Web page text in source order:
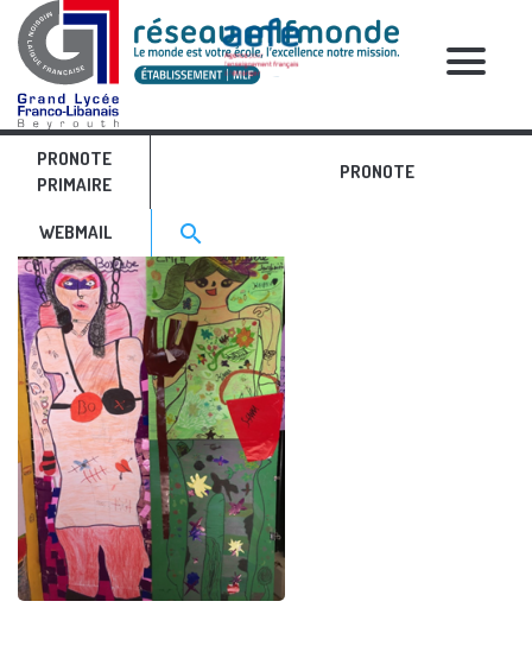
PRONOTE
PRIMAIRE
PRONOTE
WEBMAIL Search for:>
search
RELATIVE POSTS
art 2